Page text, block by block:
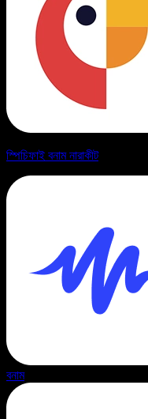
স্পিচিফাই বনাম নারাকীট
বনাম